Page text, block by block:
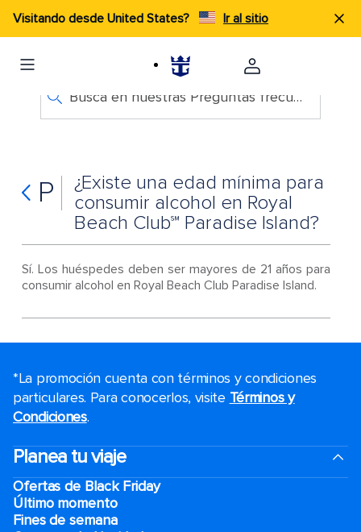
Visitando desde United States? Ir al sitio
Busca en nuestras Preguntas frecuentes
P
¿Existe una edad mínima para
consumir alcohol en Royal
Beach Club℠ Paradise Island?
Sí. Los huéspedes deben ser mayores de 21 años para
consumir alcohol en Royal Beach Club Paradise Island.
*La promoción cuenta con términos y condiciones
particulares. Para conocerlos, visite Términos y
Condiciones.
Planea tu viaje
Ofertas de Black Friday
Último momento
Fines de semana